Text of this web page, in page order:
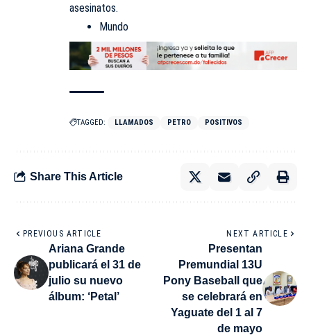
asesinatos.
Mundo
TAGGED: LLAMADOS PETRO POSITIVOS
Share This Article
PREVIOUS ARTICLE
Ariana Grande
publicará el 31 de
julio su nuevo
álbum: ‘Petal’
NEXT ARTICLE
Presentan
Premundial 13U
Pony Baseball que
se celebrará en
Yaguate del 1 al 7
de mayo